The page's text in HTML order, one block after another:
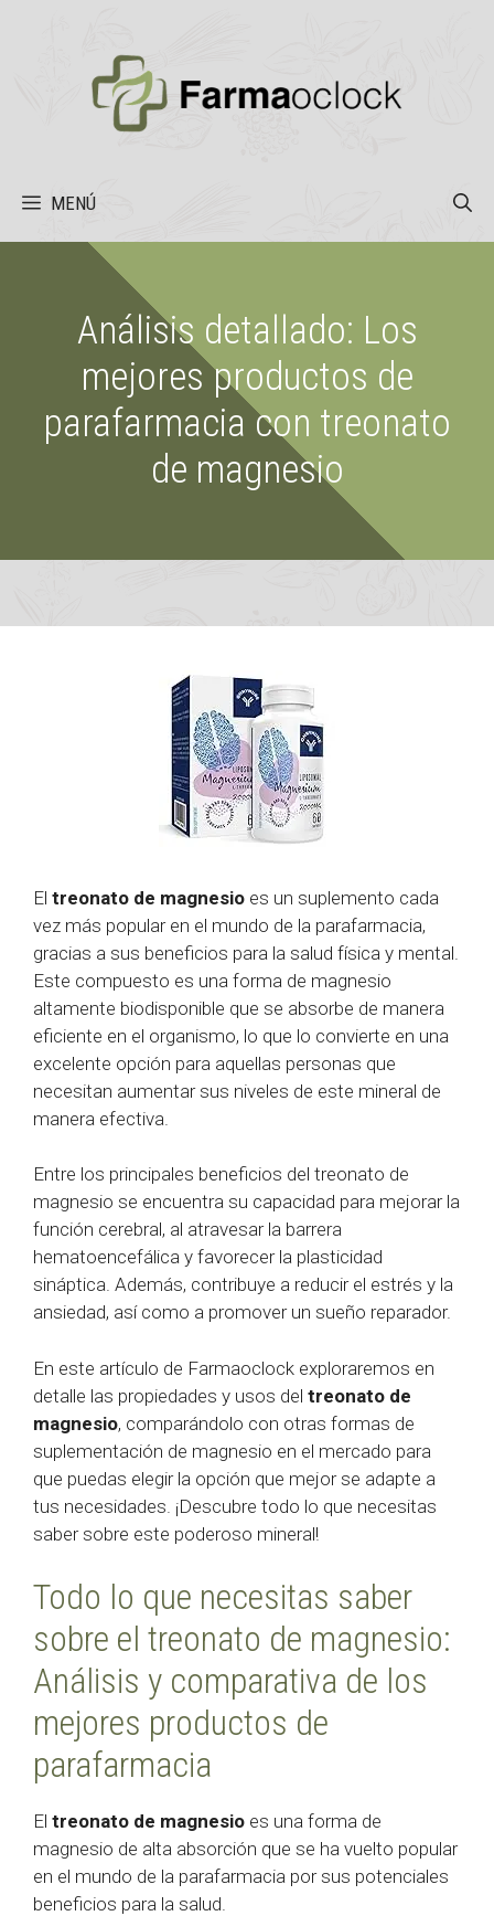
MENÚ
Análisis detallado: Los
mejores productos de
parafarmacia con treonato
de magnesio
El treonato de magnesio es un suplemento cada
vez más popular en el mundo de la parafarmacia,
gracias a sus beneficios para la salud física y mental.
Este compuesto es una forma de magnesio
altamente biodisponible que se absorbe de manera
eficiente en el organismo, lo que lo convierte en una
excelente opción para aquellas personas que
necesitan aumentar sus niveles de este mineral de
manera efectiva.
Entre los principales beneficios del treonato de
magnesio se encuentra su capacidad para mejorar la
función cerebral, al atravesar la barrera
hematoencefálica y favorecer la plasticidad
sináptica. Además, contribuye a reducir el estrés y la
ansiedad, así como a promover un sueño reparador.
En este artículo de Farmaoclock exploraremos en
detalle las propiedades y usos del treonato de
magnesio, comparándolo con otras formas de
suplementación de magnesio en el mercado para
que puedas elegir la opción que mejor se adapte a
tus necesidades. ¡Descubre todo lo que necesitas
saber sobre este poderoso mineral!
Todo lo que necesitas saber
sobre el treonato de magnesio:
Análisis y comparativa de los
mejores productos de
parafarmacia
El treonato de magnesio es una forma de
magnesio de alta absorción que se ha vuelto popular
en el mundo de la parafarmacia por sus potenciales
beneficios para la salud.